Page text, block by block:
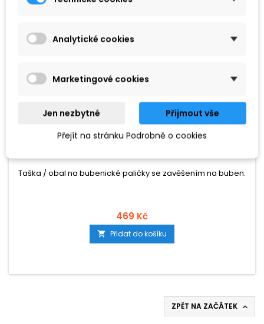
PROLINE
PROLINE TAŠKA NA PALIČKY - PRO
Taška / obal na bubenické paličky se zavěšením na buben.
469 Kč
 Přidat do košíku
ZPĚT NA ZAČÁTEK 
Analytické cookies
Marketingové cookies
Jen nezbytné
Přijmout vše
Přejít na stránku Podrobně o cookies